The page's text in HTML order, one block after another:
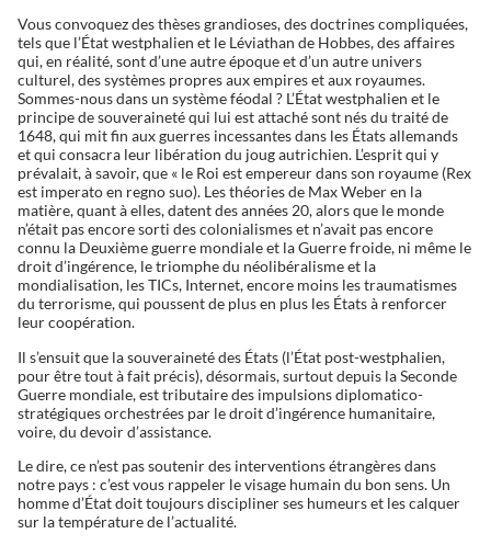
Vous convoquez des thèses grandioses, des doctrines compliquées,
tels que l’État westphalien et le Léviathan de Hobbes, des affaires
qui, en réalité, sont d’une autre époque et d’un autre univers
culturel, des systèmes propres aux empires et aux royaumes.
Sommes-nous dans un système féodal ? L’État westphalien et le
principe de souveraineté qui lui est attaché sont nés du traité de
1648, qui mit fin aux guerres incessantes dans les États allemands
et qui consacra leur libération du joug autrichien. L’esprit qui y
prévalait, à savoir, que « le Roi est empereur dans son royaume (Rex
est imperato en regno suo). Les théories de Max Weber en la
matière, quant à elles, datent des années 20, alors que le monde
n’était pas encore sorti des colonialismes et n’avait pas encore
connu la Deuxième guerre mondiale et la Guerre froide, ni même le
droit d’ingérence, le triomphe du néolibéralisme et la
mondialisation, les TICs, Internet, encore moins les traumatismes
du terrorisme, qui poussent de plus en plus les États à renforcer
leur coopération.
Il s’ensuit que la souveraineté des États (l’État post-westphalien,
pour être tout à fait précis), désormais, surtout depuis la Seconde
Guerre mondiale, est tributaire des impulsions diplomatico-
stratégiques orchestrées par le droit d’ingérence humanitaire,
voire, du devoir d’assistance.
Le dire, ce n’est pas soutenir des interventions étrangères dans
notre pays : c’est vous rappeler le visage humain du bon sens. Un
homme d’État doit toujours discipliner ses humeurs et les calquer
sur la température de l’actualité.